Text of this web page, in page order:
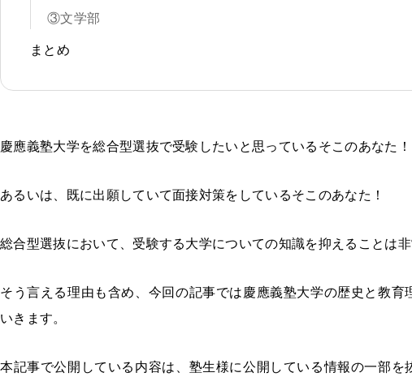
③文学部
まとめ
慶應義塾大学を総合型選抜で受験したいと思っているそこのあなた！
あるいは、既に出願していて面接対策をしているそこのあなた！
総合型選抜において、受験する大学についての知識を抑えることは非
そう言える理由も含め、今回の記事では慶應義塾大学の歴史と教
いきます。
本記事で公開している内容は、塾生様に公開している情報の一部